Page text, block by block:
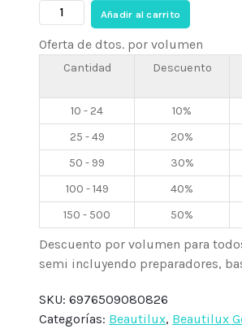
6,00€.
es:
5,10€.
Esmalte
semi
HEMA
B001,
Beautilux
cantidad
Añadir al carrito
Oferta de dtos. por volumen
Cantidad Descuento
10 - 24
10%
25 - 49
20%
50 - 99
30%
100 - 149
40%
150 - 500
50%
Descuento por volumen para
semi incluyendo preparadores,
SKU: 6976509080826
Categorías: Beautilux, Beautilux